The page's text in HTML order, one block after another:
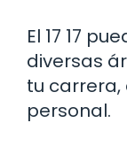
El 17 17
diversas
tu
personal.